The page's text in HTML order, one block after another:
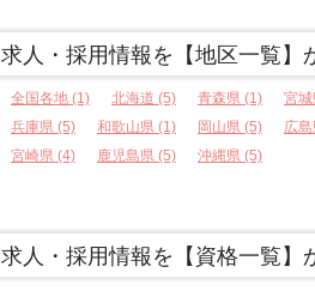
求人・採用情報を【地区一覧】
全国各地 (1) 北海道 (5) 青森県 (1) 宮
兵庫県 (5)
和歌山県 (1) 岡山県 (5) 広
宮崎県 (4)
鹿児島県 (5) 沖縄県 (5)
求人・採用情報を【資格一覧】